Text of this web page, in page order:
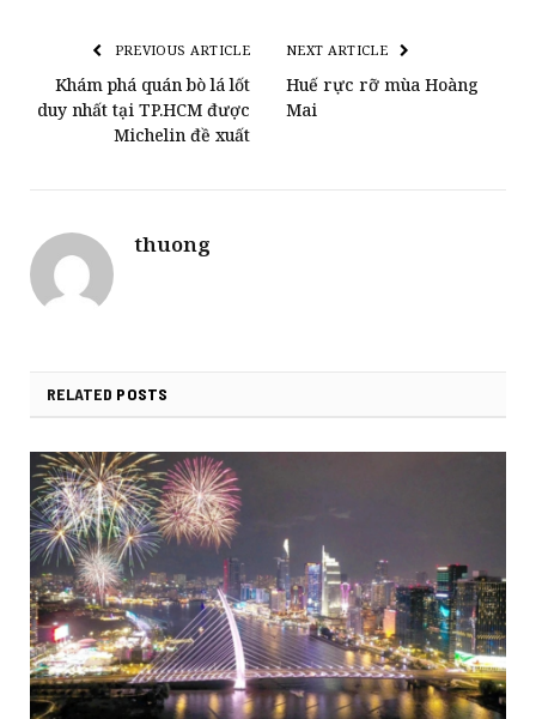
PREVIOUS ARTICLE
Khám phá quán bò lá lốt
duy nhất tại TP.HCM được
Michelin đề xuất
NEXT ARTICLE
Huế rực rỡ mùa Hoàng
Mai
thuong
RELATED POSTS